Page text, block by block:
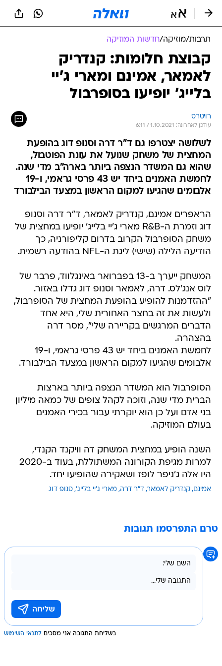
תרבות/מוזיקה/חדשות המוזיקה
קבוצת חלומות: קנדריק
לאמאר, אמינם ומארי ג'יי
בלייג' יופיעו בסופרבול
רויטרס
עודכן לאחרונה: 1.10.2021 / 6:11
לשלושה יצטרפו גם ד"ר דרה וסנופ דוג בהופעת
המחצית של משחק שנועל את עונת הפוטבול,
שהוא גם המשדר הנצפה ביותר בארה"ב מדי שנה.
לחמשת האמנים ביחד יש 43 פרסי גראמי, ו-19
אלבומים שהגיעו למקום הראשון במצעד הבילבורד
הראפרים אמינם, קנדריק לאמאר, ד"ר דרה וסנופ
דוג וזמרת ה-R&B מארי ג'יי בלייג' יופיעו במחצית של
משחק הסופרבול הקרוב בדרום קליפורניה, כך
הודיעה הלילה (שישי) ליגת ה-NFL בהודעה רשמית.
המשחק ייערך ב-13 בפברואר באינגלווד, פרבר של
לוס אנג'לס. דרה, לאמאר וסנופ דוג גדלו באזור.
"ההזדמנות להופיע בהופעת המחצית של הסופרבול,
ולעשות את זה בחצר האחורית שלי, היא אחד
הדברים המרגשים בקריירה שלי", מסר דרה
בהצהרה.
לחמשת האמנים ביחד יש 43 פרסי גראמי, ו-19
אלבומים שהגיעו למקום הראשון במצעד הבילבורד.
הסופרבול הוא המשדר הנצפה ביותר בארצות
הברית מדי שנה, וזוכה לקהל צופים של כמאה מיליון
בני אדם ועל כן הוא יוקרתי עבור בכירי האמנים
בעולם המוזיקה.
השנה הופיע במחצית המשחק דה וויקנד הקנדי,
למרות מגיפת הקורונה המשתוללת, בעוד ב-2020
היו אלה ג'ניפר לופז ושאקירה שהופיעו יחד.
אמינם קנדריק לאמאר ד"ר דרה מארי ג'יי בלייג' סנופ דוג
טרם התפרסמו תגובות
בשליחת התגובה אני מסכים לתנאי השימוש